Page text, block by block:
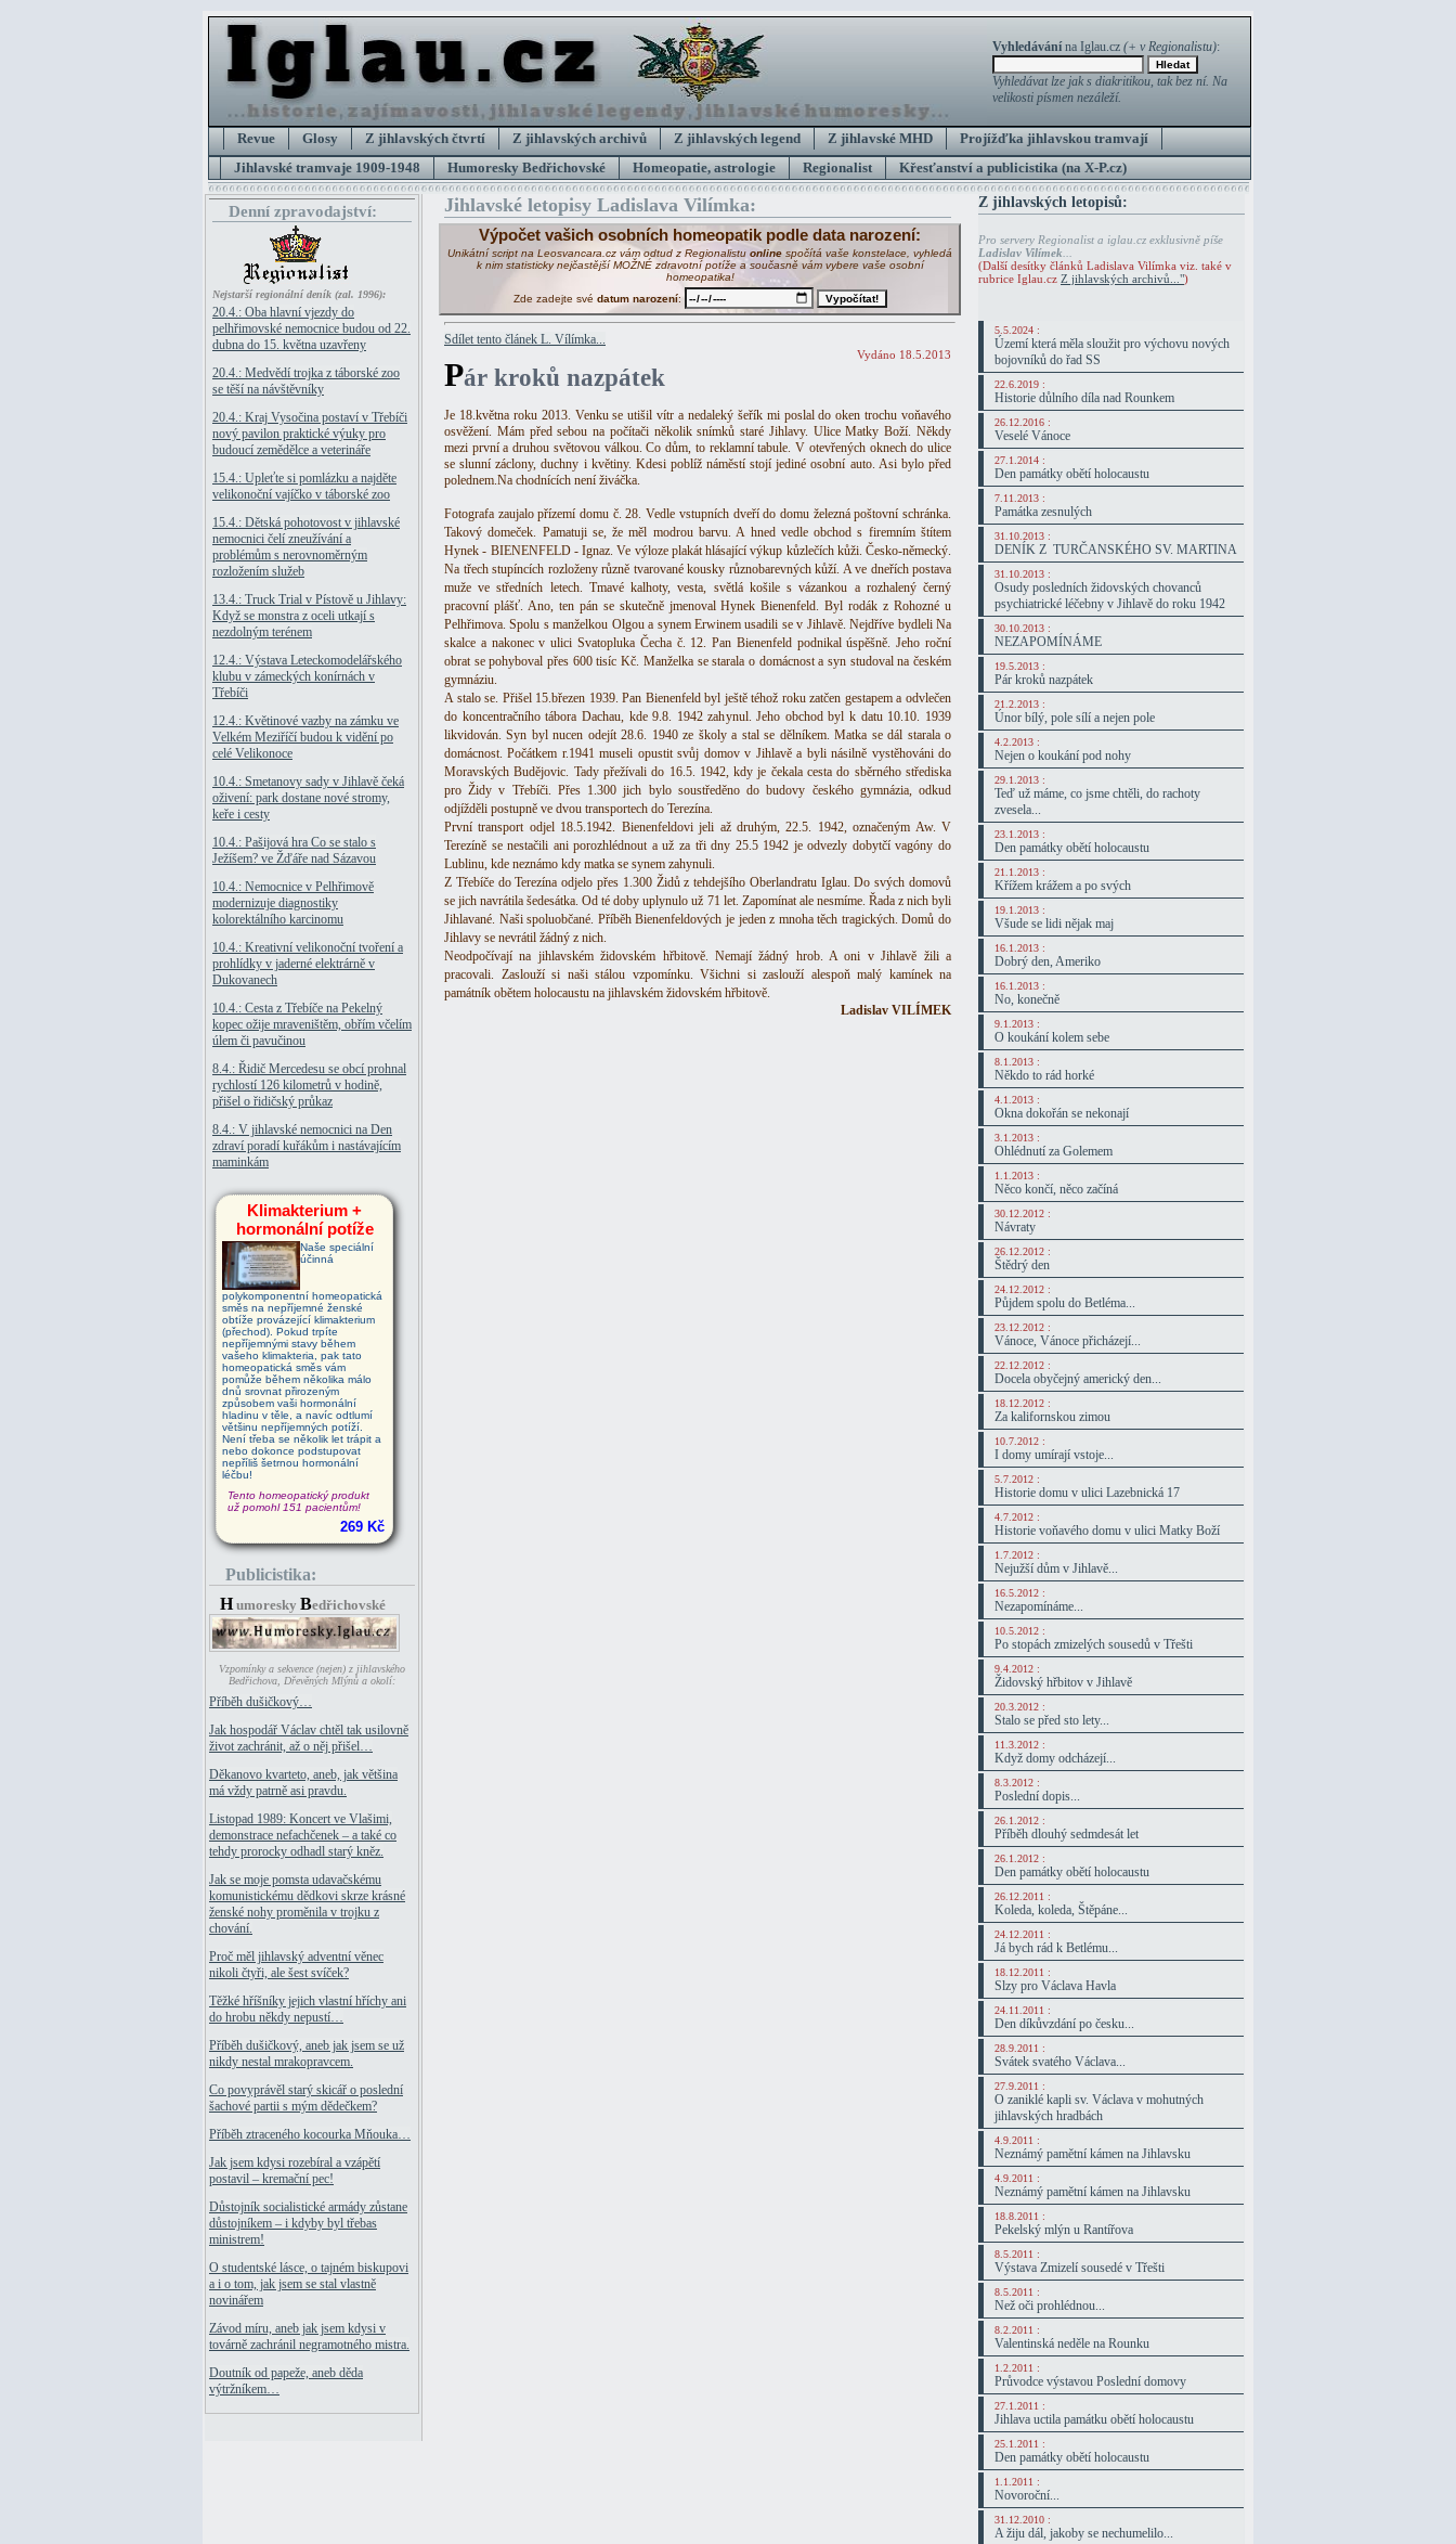
Vyhledávánína Iglau.cz (+ v Regionalistu):
Vyhledávat lze jak s diakritikou, tak bez ní. Na
velikosti písmen nezáleží.
Revue Glosy Z jihlavských čtvrtí Z jihlavských archivů Z jihlavských legend Z jihlavské MHD
Projížďka jihlavskou tramvají
Jihlavské tramvaje 1909-1948
Humoresky Bedřichovské Homeopatie, astrologie Regionalist Křesťanství a publicistika (na X-P.cz)
Denní zpravodajství:
Nejstarší regionální deník (zal. 1996):
20.4.: Oba hlavní vjezdy do
pelhřimovské nemocnice budou od 22.
dubna do 15. května uzavřeny
20.4.: Medvědí trojka z táborské zoo
se těší na návštěvníky
20.4.: Kraj Vysočina postaví v Třebíči
nový pavilon praktické výuky pro
budoucí zemědělce a veterináře
15.4.: Upleťte si pomlázku a najděte
velikonoční vajíčko v táborské zoo
15.4.: Dětská pohotovost v jihlavské
nemocnici čelí zneužívání a
problémům s nerovnoměrným
rozložením služeb
13.4.: Truck Trial v Pístově u Jihlavy:
Když se monstra z oceli utkají s
nezdolným terénem
12.4.: Výstava Leteckomodelářského
klubu v zámeckých konírnách v
Třebíči
12.4.: Květinové vazby na zámku ve
Velkém Meziříčí budou k vidění po
celé Velikonoce
10.4.: Smetanovy sady v Jihlavě čeká
oživení: park dostane nové stromy,
keře i cesty
10.4.: Pašijová hra Co se stalo s
Ježíšem? ve Žďáře nad Sázavou
10.4.: Nemocnice v Pelhřimově
modernizuje diagnostiky
kolorektálního karcinomu
10.4.: Kreativní velikonoční tvoření a
prohlídky v jaderné elektrárně v
Dukovanech
10.4.: Cesta z Třebíče na Pekelný
kopec ožije mraveništěm, obřím včelím
úlem či pavučinou
8.4.: Řidič Mercedesu se obcí prohnal
rychlostí 126 kilometrů v hodině,
přišel o řidičský průkaz
8.4.: V jihlavské nemocnici na Den
zdraví poradí kuřákům i nastávajícím
maminkám
Klimakterium +
hormonální potíže
Naše speciální
účinná
polykomponentní homeopatická
směs na nepříjemné ženské
obtíže provázející klimakterium
(přechod). Pokud trpíte
nepříjemnými stavy během
vašeho klimakteria, pak tato
homeopatická směs vám
pomůže během několika málo
dnů srovnat přirozeným
způsobem vaši hormonální
hladinu v těle, a navíc odtlumí
většinu nepříjemných potíží.
Není třeba se několik let trápit a
nebo dokonce podstupovat
nepříliš šetrnou hormonální
léčbu!
Tento homeopatický produkt
už pomohl 151 pacientům!
269 Kč
Publicistika:
H umoresky Bedřichovské
Vzpomínky a sekvence (nejen) z jihlavského
Bedřichova, Dřevěných Mlýnů a okolí:
Příběh dušičkový…
Jak hospodář Václav chtěl tak usilovně
život zachránit, až o něj přišel…
Děkanovo kvarteto, aneb, jak většina
má vždy patrně asi pravdu.
Listopad 1989: Koncert ve Vlašimi,
demonstrace nefachčenek – a také co
tehdy prorocky odhadl starý kněz.
Jak se moje pomsta udavačskému
komunistickému dědkovi skrze krásné
ženské nohy proměnila v trojku z
chování.
Proč měl jihlavský adventní věnec
nikoli čtyři, ale šest svíček?
Těžké hříšníky jejich vlastní hříchy ani
do hrobu někdy nepustí…
Příběh dušičkový, aneb jak jsem se už
nikdy nestal mrakopravcem.
Co povyprávěl starý skicář o poslední
šachové partii s mým dědečkem?
Příběh ztraceného kocourka Mňouka…
Jak jsem kdysi rozebíral a vzápětí
postavil – kremační pec!
Důstojník socialistické armády zůstane
důstojníkem – i kdyby byl třebas
ministrem!
O studentské lásce, o tajném biskupovi
a i o tom, jak jsem se stal vlastně
novinářem
Závod míru, aneb jak jsem kdysi v
továrně zachránil negramotného mistra.
Doutník od papeže, aneb děda
výtržníkem…
Jihlavské letopisy Ladislava Vilímka:
Výpočet vašich osobních homeopatik podle data narození:
Unikátní script na Leosvancara.cz vám odtud z Regionalistu online spočítá vaše konstelace, vyhledá
k nim statisticky nejčastější MOŽNÉ zdravotní potíže a současně vám vybere vaše osobní
homeopatika!
Zde zadejte své datum narození:
Sdílet tento článek L. Vílímka...
Vydáno 18.5.2013
Pár kroků nazpátek
Je 18.května roku 2013. Venku se utišil vítr a nedaleký šeřík mi poslal do oken trochu voňavého
osvěžení. Mám před sebou na počítači několik snímků staré Jihlavy. Ulice Matky Boží. Někdy
mezi první a druhou světovou válkou. Co dům, to reklamní tabule. V otevřených oknech do ulice
se slunní záclony, duchny i květiny. Kdesi poblíž náměstí stojí jediné osobní auto. Asi bylo před
polednem.Na chodnících není živáčka.
Fotografa zaujalo přízemí domu č. 28. Vedle vstupních dveří do domu železná poštovní schránka.
Takový domeček. Pamatuji se, že měl modrou barvu. A hned vedle obchod s firemním štítem
Hynek - BIENENFELD - Ignaz. Ve výloze plakát hlásající výkup kůzlečích kůži. Česko-německý.
Na třech stupíncích rozloženy různě tvarované kousky různobarevných kůží. A ve dneřích postava
muže ve středních letech. Tmavé kalhoty, vesta, světlá košile s vázankou a rozhalený černý
pracovní plášť. Ano, ten pán se skutečně jmenoval Hynek Bienenfeld. Byl rodák z Rohozné u
Pelhřimova. Spolu s manželkou Olgou a synem Erwinem usadili se v Jihlavě. Nejdříve bydleli Na
skalce a nakonec v ulici Svatopluka Čecha č. 12. Pan Bienenfeld podnikal úspěšně. Jeho roční
obrat se pohyboval přes 600 tisíc Kč. Manželka se starala o domácnost a syn studoval na českém
gymnáziu.
A stalo se. Přišel 15.březen 1939. Pan Bienenfeld byl ještě téhož roku zatčen gestapem a odvlečen
do koncentračního tábora Dachau, kde 9.8. 1942 zahynul. Jeho obchod byl k datu 10.10. 1939
likvidován. Syn byl nucen odejít 28.6. 1940 ze školy a stal se dělníkem. Matka se dál starala o
domácnost. Počátkem r.1941 museli opustit svůj domov v Jihlavě a byli násilně vystěhováni do
Moravských Budějovic. Tady přežívali do 16.5. 1942, kdy je čekala cesta do sběrného střediska
pro Židy v Třebíči. Přes 1.300 jich bylo soustředěno do budovy českého gymnázia, odkud
odjížděli postupně ve dvou transportech do Terezína.
První transport odjel 18.5.1942. Bienenfeldovi jeli až druhým, 22.5. 1942, označeným Aw. V
Terezíně se nestačili ani porozhlédnout a už za tři dny 25.5 1942 je odvezly dobytčí vagóny do
Lublinu, kde neznámo kdy matka se synem zahynuli.
Z Třebíče do Terezína odjelo přes 1.300 Židů z tehdejšího Oberlandratu Iglau. Do svých domovů
se jich navrátila šedesátka. Od té doby uplynulo už 71 let. Zapomínat ale nesmíme. Řada z nich byli
Jihlavané. Naši spoluobčané. Příběh Bienenfeldových je jeden z mnoha těch tragických. Domů do
Jihlavy se nevrátil žádný z nich.
Neodpočívají na jihlavském židovském hřbitově. Nemají žádný hrob. A oni v Jihlavě žili a
pracovali. Zaslouží si naši stálou vzpomínku. Všichni si zaslouží alespoň malý kamínek na
památník obětem holocaustu na jihlavském židovském hřbitově.
Ladislav VILÍMEK
Z jihlavských letopisů:
Pro servery Regionalist a iglau.cz exklusivně píše
Ladislav Vilímek
(Další desítky článků Ladislava Vilímka viz. také v
rubrice Iglau.cz Z jihlavských archivů...")
5.5.2024 :
Území která měla sloužit pro výchovu nových
bojovníků do řad SS
22.6.2019 :
Historie důlního díla nad Rounkem
26.12.2016 :
Veselé Vánoce
27.1.2014 :
Den památky obětí holocaustu
7.11.2013 :
Památka zesnulých
31.10.2013 :
DENÍK Z TURČANSKÉHO SV. MARTINA
31.10.2013 :
Osudy posledních židovských chovanců
psychiatrické léčebny v Jihlavě do roku 1942
30.10.2013 :
NEZAPOMÍNÁME
19.5.2013 :
Pár kroků nazpátek
21.2.2013 :
Únor bílý, pole sílí a nejen pole
4.2.2013 :
Nejen o koukání pod nohy
29.1.2013 :
Teď už máme, co jsme chtěli, do rachoty
zvesela...
23.1.2013 :
Den památky obětí holocaustu
21.1.2013 :
Křížem krážem a po svých
19.1.2013 :
Všude se lidi nějak maj
16.1.2013 :
Dobrý den, Ameriko
16.1.2013 :
No, konečně
9.1.2013 :
O koukání kolem sebe
8.1.2013 :
Někdo to rád horké
4.1.2013 :
Okna dokořán se nekonají
3.1.2013 :
Ohlédnutí za Golemem
1.1.2013 :
Něco končí, něco začíná
30.12.2012 :
Návraty
26.12.2012 :
Štědrý den
24.12.2012 :
Půjdem spolu do Betléma...
23.12.2012 :
Vánoce, Vánoce přicházejí...
22.12.2012 :
Docela obyčejný americký den...
18.12.2012 :
Za kalifornskou zimou
10.7.2012 :
I domy umírají vstoje...
5.7.2012 :
Historie domu v ulici Lazebnická 17
4.7.2012 :
Historie voňavého domu v ulici Matky Boží
1.7.2012 :
Nejužší dům v Jihlavě...
16.5.2012 :
Nezapomínáme...
10.5.2012 :
Po stopách zmizelých sousedů v Třešti
9.4.2012 :
Židovský hřbitov v Jihlavě
20.3.2012 :
Stalo se před sto lety...
11.3.2012 :
Když domy odcházejí...
8.3.2012 :
Poslední dopis...
26.1.2012 :
Příběh dlouhý sedmdesát let
26.1.2012 :
Den památky obětí holocaustu
26.12.2011 :
Koleda, koleda, Štěpáne...
24.12.2011 :
Já bych rád k Betlému...
18.12.2011 :
Slzy pro Václava Havla
24.11.2011 :
Den díkůvzdání po česku...
28.9.2011 :
Svátek svatého Václava...
27.9.2011 :
O zaniklé kapli sv. Václava v mohutných
jihlavských hradbách
4.9.2011 :
Neznámý pamětní kámen na Jihlavsku
4.9.2011 :
Neznámý pamětní kámen na Jihlavsku
18.8.2011 :
Pekelský mlýn u Rantířova
8.5.2011 :
Výstava Zmizelí sousedé v Třešti
8.5.2011 :
Než oči prohlédnou...
8.2.2011 :
Valentinská neděle na Rounku
1.2.2011 :
Průvodce výstavou Poslední domovy
27.1.2011 :
Jihlava uctila památku obětí holocaustu
25.1.2011 :
Den památky obětí holocaustu
1.1.2011 :
Novoroční...
31.12.2010 :
A žiju dál, jakoby se nechumelilo...